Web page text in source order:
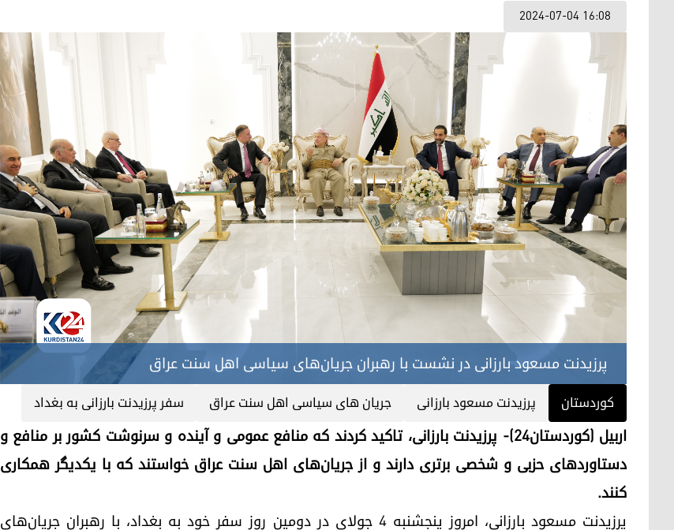
2024-07-04 16:08
پرزیدنت مسعود بارزانی در نشست با رهبران جریان‌های سیاسی اهل سنت عراق
کوردستان پرزیدنت مسعود بارزانی جریان های سیاسی اهل سنت عراق سفر پرزیدنت بارزانی به بغداد
اربیل (کوردستان٢٤)- پرزیدنت بارزانی، تاکید کردند که منافع عمومی و آینده و سرنوشت کشور بر منافع و
دستاوردهای حزبی و شخصی برتری دارند و از جریان‌های اهل سنت عراق خواستند که با یکدیگر همکاری
کنند.
پرزیدنت مسعود بارزانی، امروز پنجشنبه ٤ جولای در دومین روز سفر خود به بغداد، با رهبران جریان‌های